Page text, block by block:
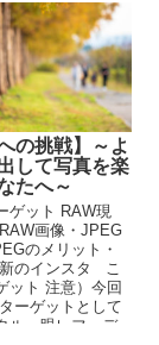
の挑戦】～よ
して写真を楽
たへ～
ゲット RAW現
画像・JPEG
のメリット・
のインスタ こ
ット 注意）今回
ーゲットとして
ル一眼レフ・デ